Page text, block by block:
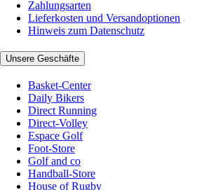
Zahlungsarten
Lieferkosten und Versandoptionen
Hinweis zum Datenschutz
Unsere Geschäfte
Basket-Center
Daily Bikers
Direct Running
Direct-Volley
Espace Golf
Foot-Store
Golf and co
Handball-Store
House of Rugby